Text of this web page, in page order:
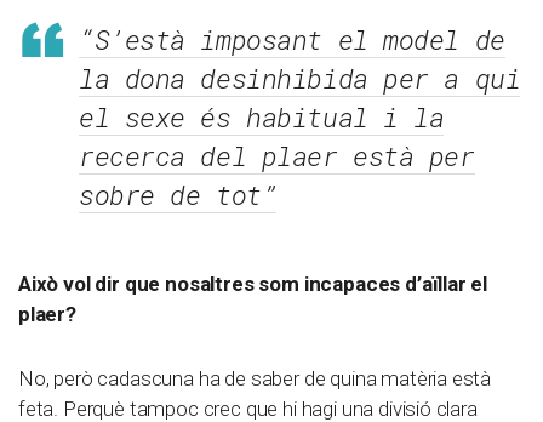
“S’està imposant el model de
la dona desinhibida per a qui
el sexe és habitual i la
recerca del plaer està per
sobre de tot”
Això vol dir que nosaltres som incapaces d’aïllar el
plaer?
No, però cadascuna ha de saber de quina matèria està
feta. Perquè tampoc crec que hi hagi una divisió clara